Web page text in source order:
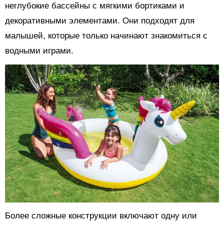
неглубокие бассейны с мягкими бортиками и
декоративными элементами. Они подходят для
малышей, которые только начинают знакомиться с
водными играми.
Более сложные конструкции включают одну или